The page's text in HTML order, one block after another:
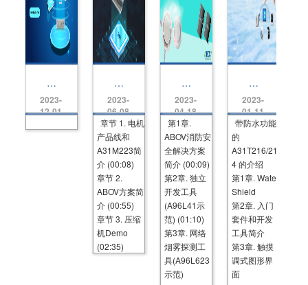
In
o
d
cti
2023-
12-01
A
O
V'
s
M
ot
or
S
ol
ut
io
n
Vi
d
e
o
2023-
06-08
章节 1. 电机
产品线和
A31M223简
介 (00:08)
章节 2.
ABOV方案简
介 (00:55)
章节 3. 压缩
机Demo
(02:35)
A
O
V'
s
Fi
re
&
S
af
et
y
S
ol
ut
io
n
Vi
d
e
o
2023-
04-18
第1章.
ABOV消防安
全解决方案
简介 (00:09)
第2章. 独立
开发工具
(A96L41示
范) (01:10)
第3章. 网络
烟雾探测工
具(A96L623
示范)
带
水
功
能
的
3
1
T
2
1
6/
2
1
4
的
介
绍
2023-
01-11
带防水功能
的
A31T216/21
4 的介绍
第1章. Water
Shield
第2章. 入门
套件和开发
工具简介
第3章. 触摸
调式图形界
面